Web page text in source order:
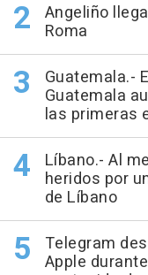
Angeliño
Roma
Guatemala.-
Guatemala
las primeras
Líbano.- Al
heridos por
de Líbano
Telegram
Apple